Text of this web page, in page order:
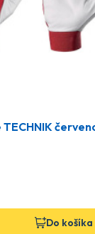
Do košíka